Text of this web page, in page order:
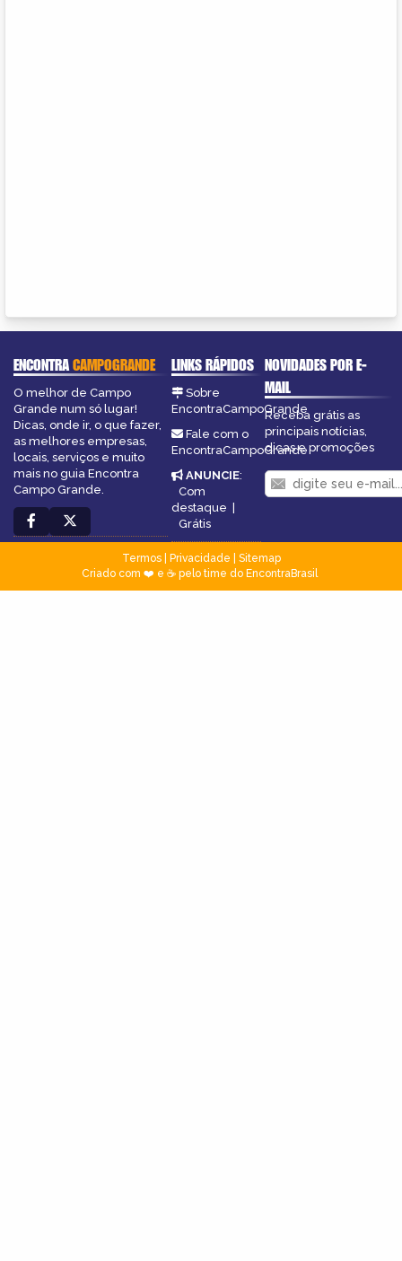
ENCONTRACAMPOGRANDE
O melhor de Campo
Grande num só lugar!
Dicas, onde ir, o que fazer,
as melhores empresas,
locais, serviços e muito
mais no guia Encontra
Campo Grande.
LINKS RÁPIDOS
Sobre
EncontraCampoGrande
Fale com o
EncontraCampoGrande
ANUNCIE:
Com
destaque |
Grátis
NOVIDADES POR E-
MAIL
Receba grátis as
principais notícias,
dicas e promoções
Termos| Privacidade
Sitemap
Criado com ❤️ e ☕ pelo time do EncontraBrasil